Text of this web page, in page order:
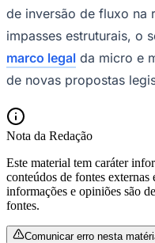
de inversão de fluxo na
impasses estruturais, o
marco legal da micro e
de novas propostas
Nota da Redação
Este material tem caráter
conteúdos de fontes externas
informações e opiniões são
fontes.
Comunicar erro nesta